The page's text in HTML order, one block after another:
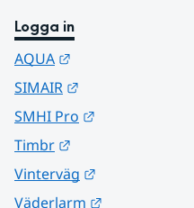
Logga in
AQUA
SIMAIR
SMHI Pro
Timbr
Vinterväg
Väderlarm